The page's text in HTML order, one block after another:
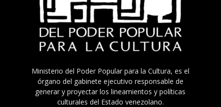
Ministerio del Poder Popular para la Cultura, es el
órgano del gabinete ejecutivo responsable de
generar y proyectar los lineamientos y políticas
culturales del Estado venezolano.